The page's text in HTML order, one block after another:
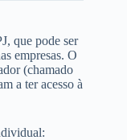
que pode ser
empresas. O
(chamado
a ter acesso à